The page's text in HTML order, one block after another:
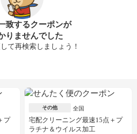
致するクーポンが
りませんでした
て再検索しましょう！
プ
その他 全国
宅配クリーニング最速15点＋プ
ラチナ＆ウイルス加工